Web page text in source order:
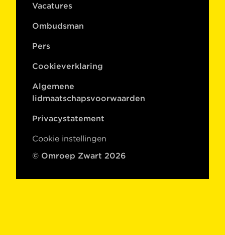
Vacatures
Ombudsman
Pers
Cookieverklaring
Algemene
lidmaatschapsvoorwaarden
Privacystatement
Cookie instellingen
© Omroep Zwart 2026